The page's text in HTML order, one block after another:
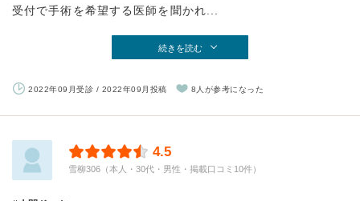
受付で手術を希望する医師を聞かれ...
続きを読む
2022年09月受診 / 2022年09月投稿 8人が参考になった
4.5
雪柳306（本人・30代・男性・掲載口コミ10件）